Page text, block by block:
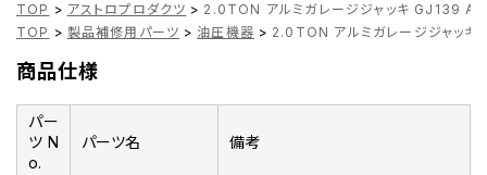
TOP > アストロプロダクツ > 2.0TON アルミガレージジャッキ GJ139
TOP > 製品補修用パーツ > 油圧機器 > 2.0TON アルミガレージジャッ
商品仕様
パー
ツN
o.
パーツ名 備考